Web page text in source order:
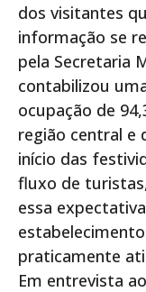
dos visitantes
informação se
pela Secretaria
contabilizou
ocupação de
região central e
início das
fluxo de
essa
praticamente
Em entrevista